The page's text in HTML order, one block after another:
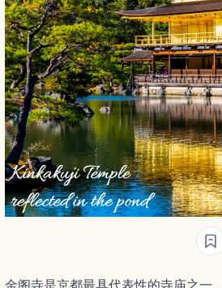
金阁寺是京都最具代表性的寺庙之一